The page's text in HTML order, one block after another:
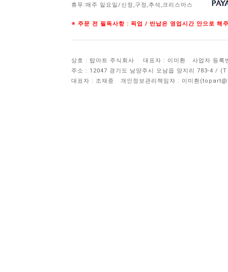
휴무:매주 일요일/신정,구정,추석,크리스마스
※ 주문 전 필독사항 : 픽업 / 반납은 영업시간 안으로 해
상호 : 탑아트 주식회사 대표자 : 이미환
사업자 등록
주소 : 12047 경기도 남양주시 오남읍 양지리 783-4 /
대표자 : 조재중
개인정보관리책임자 : 이미환